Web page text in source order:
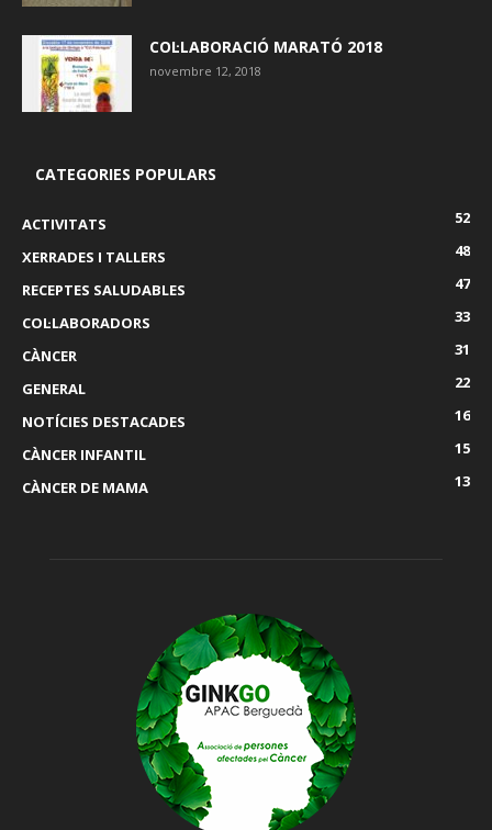
COL·LABORACIÓ MARATÓ 2018
novembre 12, 2018
CATEGORIES POPULARS
ACTIVITATS
52
XERRADES I TALLERS
48
RECEPTES SALUDABLES
47
COL·LABORADORS
33
CÀNCER
31
GENERAL
22
NOTÍCIES DESTACADES
16
CÀNCER INFANTIL
15
CÀNCER DE MAMA
13